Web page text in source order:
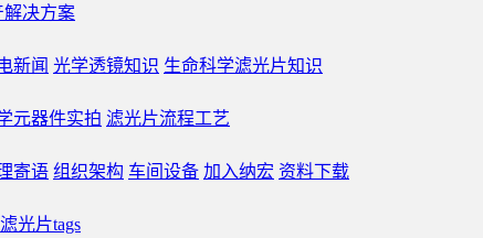
解决方案
新闻 光学透镜知识 生命科学滤光片知识
元器件实拍 滤光片流程工艺
寄语 组织架构 车间设备 加入纳宏 资料下载
滤光片tags